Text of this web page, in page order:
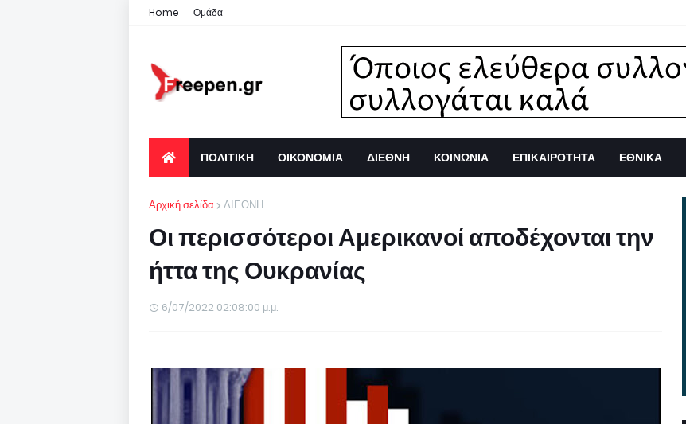
Home Ομάδα
ΠΟΛΙΤΙΚΗ ΟΙΚΟΝΟΜΙΑ ΔΙΕΘΝΗ ΚΟΙΝΩΝΙΑ ΕΠΙΚΑΙΡΟΤΗΤΑ ΕΘΝΙΚΑ
Αρχική σελίδα ΔΙΕΘΝΗ
Οι περισσότεροι Αμερικανοί αποδέχονται την
ήττα της Ουκρανίας
6/07/2022 02:08:00 μ.μ.